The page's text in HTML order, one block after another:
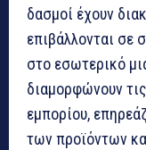
δασμοί έχουν
επιβάλλονται σε
στο εσωτερικό
διαμορφώνουν
εμπορίου,
των προϊόντων